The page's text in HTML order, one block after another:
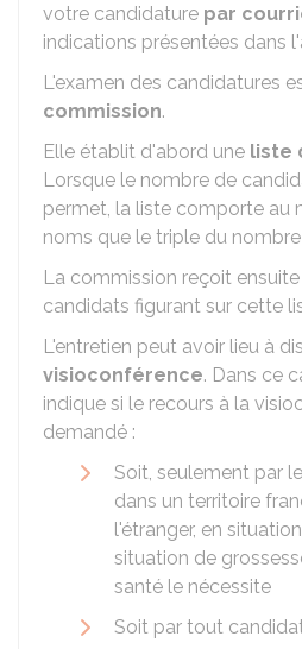
votre candidature par
indications présentées dans
L'examen des candidatures
commission.
Elle établit d'abord une liste
Lorsque le nombre de
permet, la liste comporte au
noms que le triple du
La commission reçoit ensuite
candidats figurant sur cette
L'entretien peut avoir lieu à
visioconférence. Dans ce
indique si le recours à la
demandé :
Soit, seulement par
dans un territoire
l'étranger, en
situation de
santé le nécessite
Soit par tout